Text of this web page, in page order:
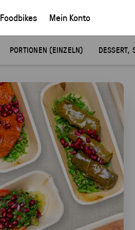
Foodbikes Mein Konto
PORTIONEN (EINZELN) DESSERT,